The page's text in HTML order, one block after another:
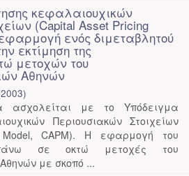
κεφαλαιουχικών
(Capital Asset Pricing
ενός διμεταβλητού
εκτίμηση της
μετοχών του
Αθηνών
2003)
με το Υπόδειγμα
Περιουσιακών Στοιχείων
Model, CAPM). Η εφαρμογή του
σε οκτώ μετοχές του
με σκοπό ...